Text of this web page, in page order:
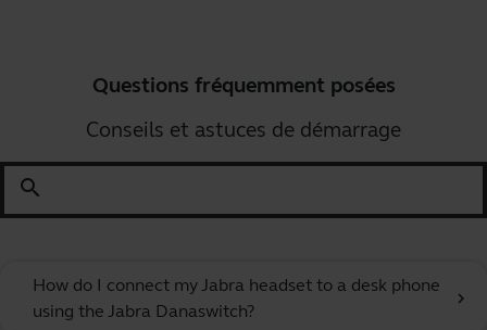
Questions fréquemment posées
Conseils et astuces de démarrage
search
How do I connect my Jabra headset to a desk phone
using the Jabra Danaswitch?
chevron_right